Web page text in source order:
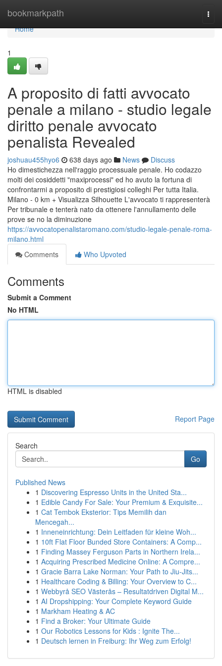
bookmarkpath
Home
Home
1
A proposito di fatti avvocato
penale a milano - studio legale
diritto penale avvocato
penalista Revealed
joshuau455hyo6 638 days ago News
Discuss
Ho dimestichezza nell'raggio processuale penale. Ho codazzo
molti dei cosiddetti "maxiprocessi" ed ho avuto la fortuna di
confrontarmi a proposito di prestigiosi colleghi Per tutta Italia.
Milano - 0 km + Visualizza Silhouette L'avvocato ti rappresenterà
Per tribunale e tenterà nato da ottenere l'annullamento delle
prove se no la diminuzione
https://avvocatopenalistaromano.com/studio-legale-penale-roma-
milano.html
Comments
Who Upvoted
Comments
Submit a Comment
No HTML
HTML is disabled
Report Page
Search
Go
Published News
1 Discovering Espresso Units in the United Sta...
1 Edible Candy For Sale: Your Premium & Exquisite...
1 Cat Tembok Eksterior: Tips Memilih dan
Mencegah...
1 Inneneinrichtung: Dein Leitfaden für kleine Woh...
1 10ft Flat Floor Bunded Store Containers: A Comp...
1 Finding Massey Ferguson Parts in Northern Irela...
1 Acquiring Prescribed Medicine Online: A Compre...
1 Gracie Barra Lake Norman: Your Path to Jiu-Jits...
1 Healthcare Coding & Billing: Your Overview to C...
1 Webbyrå SEO Västerås – Resultatdriven Digital M...
1 AI Dropshipping: Your Complete Keyword Guide
1 Markham Heating & AC
1 Find a Broker: Your Ultimate Guide
1 Our Robotics Lessons for Kids : Ignite The...
1 Deutsch lernen in Freiburg: Ihr Weg zum Erfolg!